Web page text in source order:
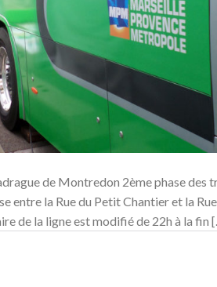
de Montredon 2ème phase des
entre la Rue du Petit Chantier et la
de la ligne est modifié de 22h à la fin